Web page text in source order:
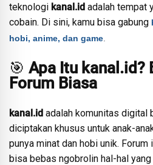
teknologi kanal.id adalah tempat
cobain. Di sini, kamu bisa gabung
hobi, anime, dan game
🎯 Apa Itu kanal.id?
Forum Biasa
kanal.id adalah komunitas digital
diciptakan khusus untuk anak-
punya minat dan hobi unik.
bisa bebas ngobrolin hal-hal